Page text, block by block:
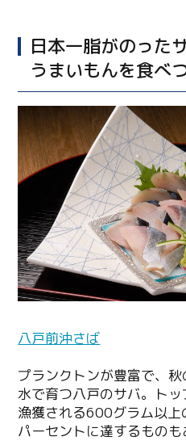
日本一脂がのった
うまいもんを食べ
八戸前沖さば
プランクトンが豊富で、
水で育つ八戸のサバ。ト
漁獲される600グラム以
パーセントに達するもの
Line